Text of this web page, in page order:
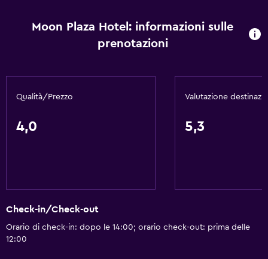
Centro business
Servizio in camera
Reception 24h/24
Ascensore
Piani superiori accessibili con scale
Area fumatori
Moon Plaza Hotel: informazioni sulle
prenotazioni
Qualità/Prezzo
4,0
Valutazione
5,3
Check-in/Check-out
Orario di check-in: dopo le 14:00; orario check-out: prima delle
12:00